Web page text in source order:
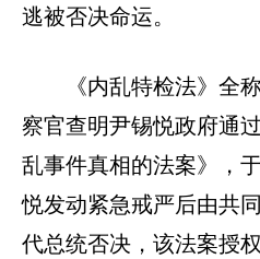
逃被否决命运。
《内乱特检法》全
察官查明尹锡悦政府通
乱事件真相的法案》，
悦发动紧急戒严后由共
代总统否决，该法案授